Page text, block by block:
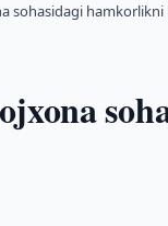
sohasidagi